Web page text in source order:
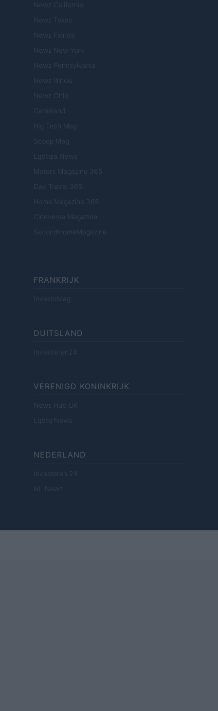
Newz California
Newz Texas
Newz Florida
Newz New York
Newz Pennsylvania
Newz Illinois
Newz Ohio
Gameland
Hig Tech Mag
Scoop Mag
Lgbtqia News
Motors Magazine 365
Day Travel 365
Home Magazine 365
Cineverse Magazine
SecondHomeMagazine
FRANKRIJK
InvestirMag
DUITSLAND
Investieren24
VERENIGD KONINKRIJK
News Hub UK
Lgbtq News
NEDERLAND
Investeren 24
NL Newz